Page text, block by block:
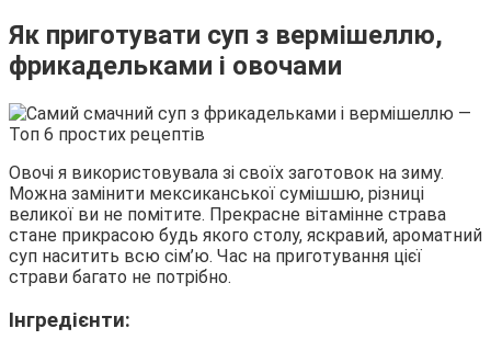
Як приготувати суп з вермішеллю,
фрикадельками і овочами
Овочі я використовувала зі своїх заготовок на зиму.
Можна замінити мексиканської сумішшю, різниці
великої ви не помітите. Прекрасне вітамінне страва
стане прикрасою будь якого столу, яскравий, ароматний
суп наситить всю сім’ю. Час на приготування цієї
страви багато не потрібно.
Інгредієнти: